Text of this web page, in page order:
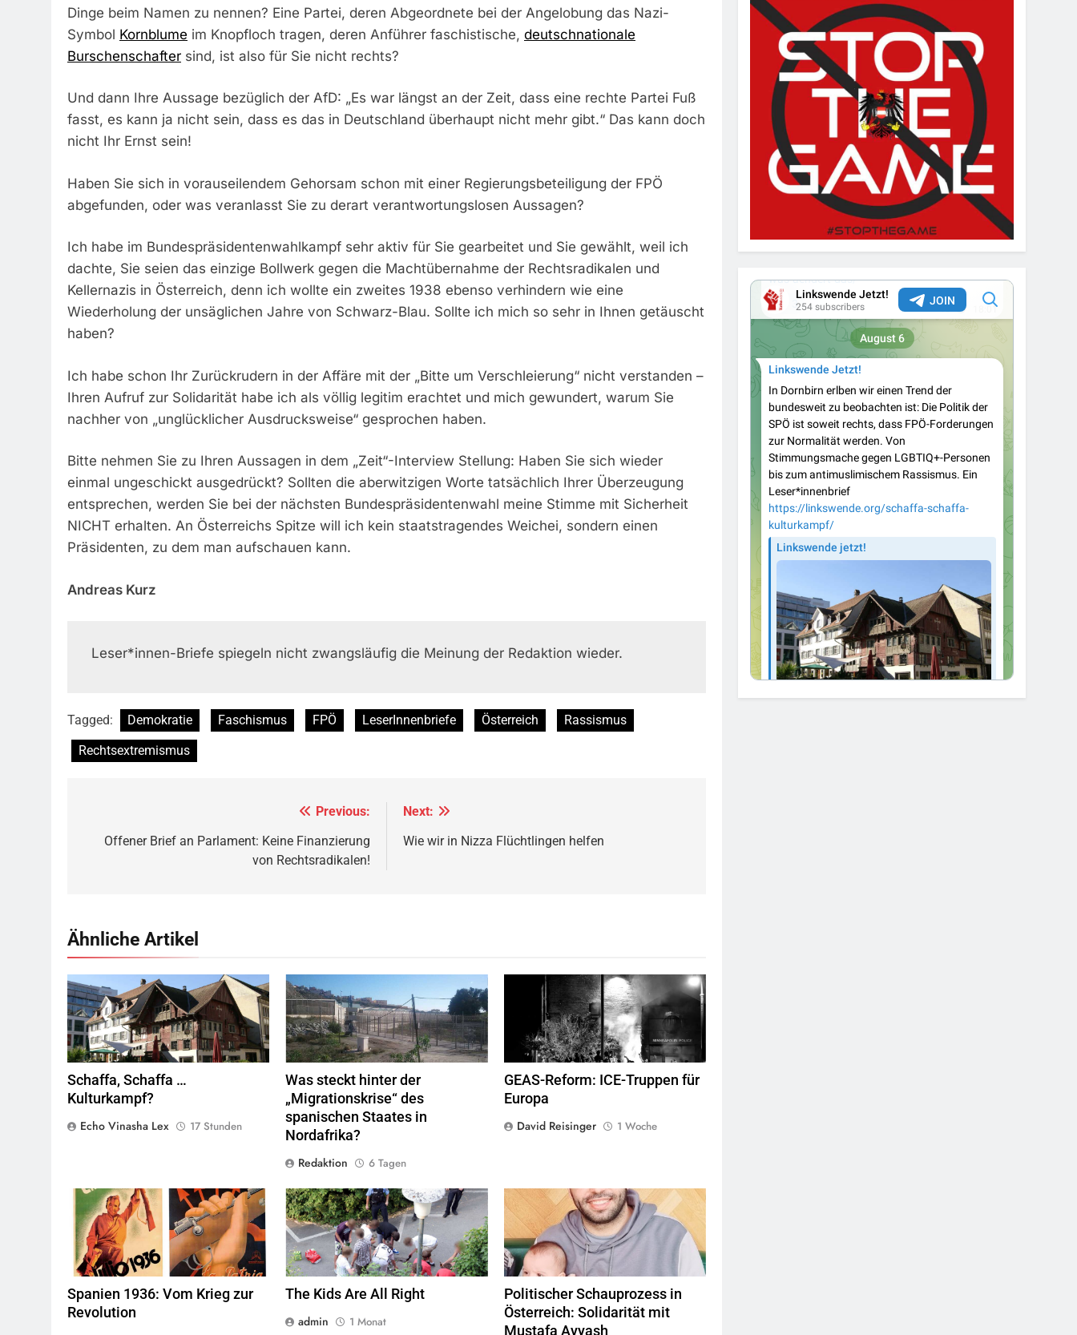
Dinge beim Namen zu nennen? Eine Partei, deren Abgeordnete bei der Angelobung das Nazi-
Symbol Kornblume im Knopfloch tragen, deren Anführer faschistische, deutschnationale
Burschenschafter sind, ist also für Sie nicht rechts?
Und dann Ihre Aussage bezüglich der AfD: „Es war längst an der Zeit, dass eine rechte Partei Fuß
fasst, es kann ja nicht sein, dass es das in Deutschland überhaupt nicht mehr gibt.“ Das kann doch
nicht Ihr Ernst sein!
Haben Sie sich in vorauseilendem Gehorsam schon mit einer Regierungsbeteiligung der FPÖ
abgefunden, oder was veranlasst Sie zu derart verantwortungslosen Aussagen?
Ich habe im Bundespräsidentenwahlkampf sehr aktiv für Sie gearbeitet und Sie gewählt, weil ich
dachte, Sie seien das einzige Bollwerk gegen die Machtübernahme der Rechtsradikalen und
Kellernazis in Österreich, denn ich wollte ein zweites 1938 ebenso verhindern wie eine
Wiederholung der unsäglichen Jahre von Schwarz-Blau. Sollte ich mich so sehr in Ihnen getäuscht
haben?
Ich habe schon Ihr Zurückrudern in der Affäre mit der „Bitte um Verschleierung“ nicht verstanden –
Ihren Aufruf zur Solidarität habe ich als völlig legitim erachtet und mich gewundert, warum Sie
nachher von „unglücklicher Ausdrucksweise“ gesprochen haben.
Bitte nehmen Sie zu Ihren Aussagen in dem „Zeit“-Interview Stellung: Haben Sie sich wieder
einmal ungeschickt ausgedrückt? Sollten die aberwitzigen Worte tatsächlich Ihrer Überzeugung
entsprechen, werden Sie bei der nächsten Bundespräsidentenwahl meine Stimme mit Sicherheit
NICHT erhalten. An Österreichs Spitze will ich kein staatstragendes Weichei, sondern einen
Präsidenten, zu dem man aufschauen kann.
Andreas Kurz
Leser*innen-Briefe spiegeln nicht zwangsläufig die Meinung der Redaktion wieder.
Tagged: Demokratie Faschismus FPÖ LeserInnenbriefe Österreich
Rassismus
Rechtsextremismus
Previous:
Offener Brief an Parlament: Keine Finanzierung
von Rechtsradikalen!
Next:
Wie wir in Nizza Flüchtlingen helfen
Ähnliche Artikel
Rotes Haus, Dornbirn, Quelle© Böhringer
Friedrich
CC BY-SA 2.5
Wikimedia
Commons
Schaffa, Schaffa …
Kulturkampf?
Echo Vinasha Lex
17 Stunden
Valla de la Frontera zwischen Ceuta und
Marokko.Quelle © Xemenendura, CA-BY-
SA-3.0
Was steckt hinter der
„Migrationskrise“ des
spanischen Staates in
Nordafrika?
Redaktion
6 Tagen
George Floyd Aufstand © Chad Davis.jpg
GEAS-Reform: ICE-Truppen für
Europa
David Reisinger
1 Woche
© Wikimedia CommonsQuelle
Spanien 1936: Vom Krieg zur
Revolution
Jugendliche verlieren im öffentlichen Raum
zunehmend ihre Freiheiten, Quelle© Armin
Kübelbeck CC-BY-SA-3.0
The Kids Are All Right
admin
1 Monat
© Twitter Mustafa ayyash
Politischer Schauprozess in
Österreich: Solidarität mit
Mustafa Ayyash